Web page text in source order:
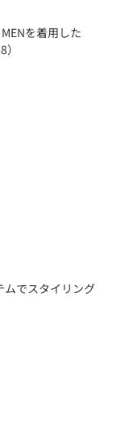
を着用した
でスタイリング